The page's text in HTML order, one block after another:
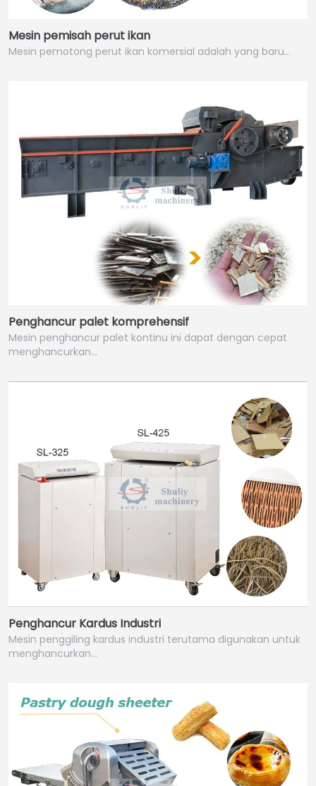
Mesin pemisah perut ikan
Mesin pemotong perut ikan komersial adalah yang baru…
Penghancur palet komprehensif
Mesin penghancur palet kontinu ini dapat dengan cepat
menghancurkan…
Penghancur Kardus Industri
Mesin penggiling kardus industri terutama digunakan untuk
menghancurkan…